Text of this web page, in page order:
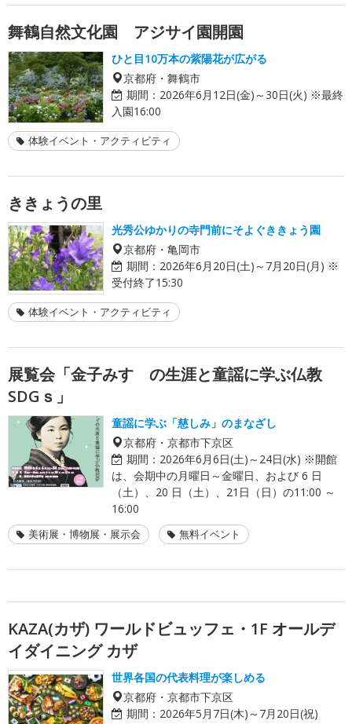
舞鶴自然文化園 アジサイ園開園
ひと目10万本の紫陽花が広がる
京都府・舞鶴市
期間： 2026年6月12日(金)～30日(火) ※最終
入園16:00
体験イベント・アクティビティ
ききょうの里
光秀公ゆかりの寺門前にそよぐききょう園
京都府・亀岡市
期間： 2026年6月20日(土)～7月20日(月) ※
受付終了15:30
体験イベント・アクティビティ
展覧会「金子みすゞの生涯と童謡に学ぶ仏教
SDGｓ」
童謡に学ぶ「慈しみ」のまなざし
京都府・京都市下京区
期間： 2026年6月6日(土)～24日(水) ※開館
は、会期中の月曜日～金曜日、および 6 日
（土）、20 日（土）、21日（日）の11:00 ～
16:00
美術展・博物展・展示会 無料イベント
KAZA(カザ) ワールドビュッフェ・1F オールデ
イダイニング カザ
世界各国の代表料理が楽しめる
京都府・京都市下京区
期間： 2026年5月7日(木)～7月20日(祝)